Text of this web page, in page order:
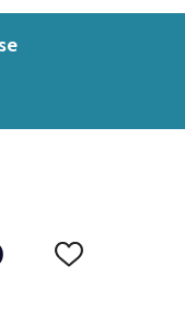
AGGIUNGI